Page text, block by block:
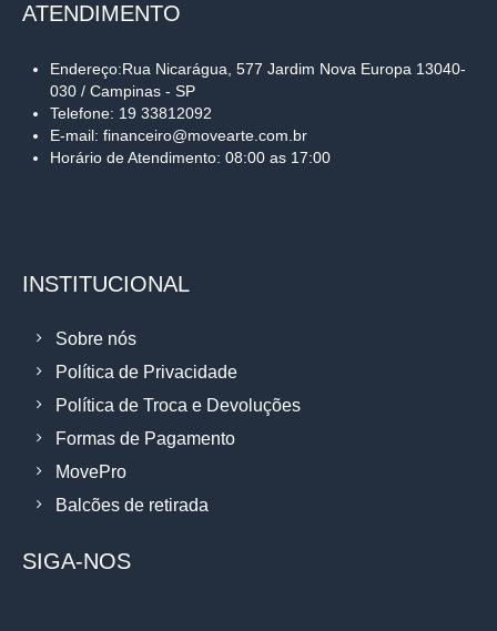
ATENDIMENTO
Endereço:Rua Nicarágua, 577 Jardim Nova Europa 13040-
030 / Campinas - SP
Telefone: 19 33812092
E-mail: financeiro@movearte.com.br
Horário de Atendimento: 08:00 as 17:00
INSTITUCIONAL
Sobre nós
Política de Privacidade
Política de Troca e Devoluções
Formas de Pagamento
MovePro
Balcões de retirada
SIGA-NOS